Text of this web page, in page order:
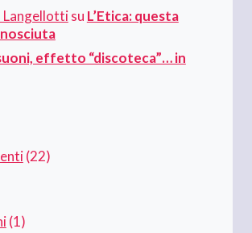
Langellottisu L’Etica: questa
effetto “discoteca”… in
(22)
(1)